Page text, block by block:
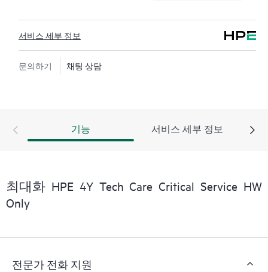
지 않도록 합니다.
HPE Tech Care 서비스는 지원 대상 제품의 운영, 관리, 보
안에 대한 일반 기술 안내를 제공함으로써 기존의 지원
제품, 서비스, 사례에 대한 실행 가능한 데이터와 HPE
Tech Care 서비스 하에 지원되는 지원 계약을 제공하는
제품과 그 상호 작용 방식을 인지하여 더 쉽게 자산을 관
리할 수 있습니다. 새로운 셀프 서비스 툴을 활용하여 고
객은 지원 인시던트를 열지 않고도 특정 활동을 수행할
Tech Care 서비스는 엣지부터 클라우드까지 우수한 운영
세스를 제공합니다.
서비스 세부 정보
문의하기 채팅 상담
기능 서비스 세부 정보
최대화 HPE 4Y Tech Care Critical Service HW
Only
전문가 전화 지원